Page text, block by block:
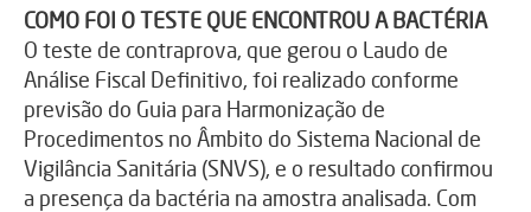
COMO FOI O TESTE QUE ENCONTROU A BACTÉRIA
O teste de contraprova, que gerou o Laudo de
Análise Fiscal Definitivo, foi realizado conforme
previsão do Guia para Harmonização de
Procedimentos no Âmbito do Sistema Nacional de
Vigilância Sanitária (SNVS), e o resultado confirmou
a presença da bactéria na amostra analisada. Com